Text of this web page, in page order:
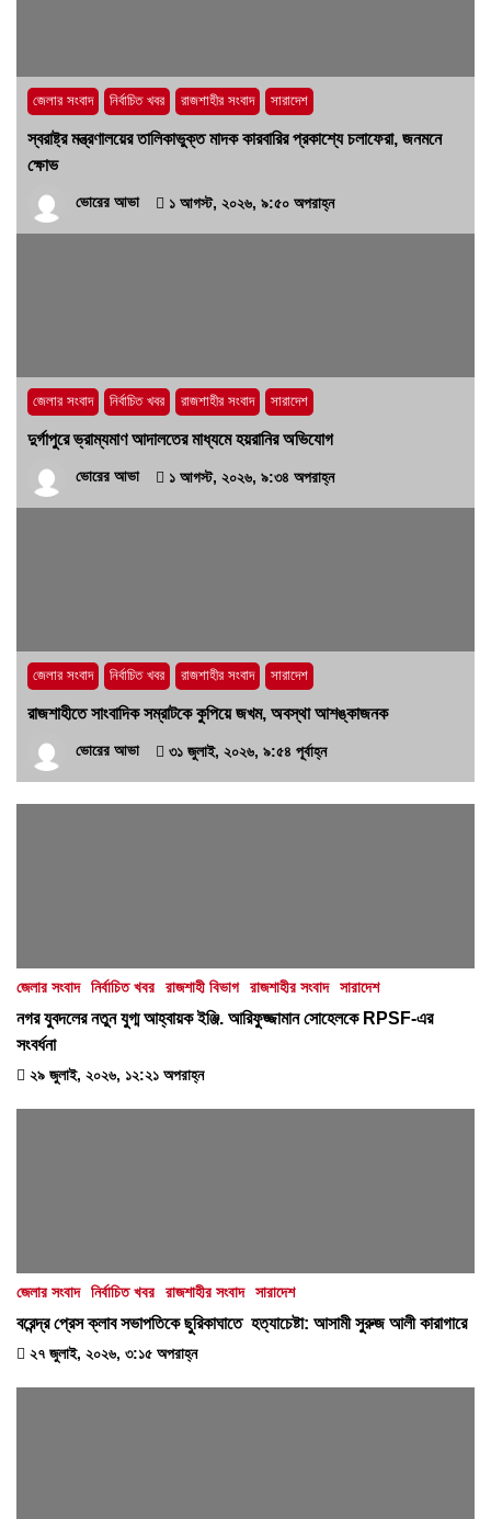
জেলার সংবাদ নির্বাচিত খবর রাজশাহীর সংবাদ সারাদেশ
স্বরাষ্ট্র মন্ত্রণালয়ের তালিকাভুক্ত মাদক কারবারির প্রকাশ্যে চলাফেরা, জনমনে
ক্ষোভ
ভোরের আভা ১ আগস্ট, ২০২৬, ৯:৫০ অপরাহ্ন
জেলার সংবাদ নির্বাচিত খবর রাজশাহীর সংবাদ সারাদেশ
দুর্গাপুরে ভ্রাম্যমাণ আদালতের মাধ্যমে হয়রানির অভিযোগ
ভোরের আভা ১ আগস্ট, ২০২৬, ৯:৩৪ অপরাহ্ন
জেলার সংবাদ নির্বাচিত খবর রাজশাহীর সংবাদ সারাদেশ
রাজশাহীতে সাংবাদিক সম্রাটকে কুপিয়ে জখম, অবস্থা আশঙ্কাজনক
ভোরের আভা ৩১ জুলাই, ২০২৬, ৯:৫৪ পূর্বাহ্ন
জেলার সংবাদ নির্বাচিত খবর রাজশাহী বিভাগ রাজশাহীর সংবাদ সারাদেশ
নগর যুবদলের নতুন যুগ্ম আহ্বায়ক ইঞ্জি. আরিফুজ্জামান সোহেলকে RPSF-এর
সংবর্ধনা
২৯ জুলাই, ২০২৬, ১২:২১ অপরাহ্ন
জেলার সংবাদ নির্বাচিত খবর রাজশাহীর সংবাদ সারাদেশ
বরেন্দ্র প্রেস ক্লাব সভাপতিকে ছুরিকাঘাতে হত্যাচেষ্টা: আসামী সুরুজ আলী কারাগারে
২৭ জুলাই, ২০২৬, ৩:১৫ অপরাহ্ন